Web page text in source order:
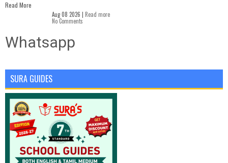
Read More
Aug 08 2026 | Read more
No Comments
Whatsapp
SURA GUIDES